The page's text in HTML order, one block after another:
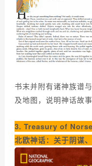
书末并附有诸神族谱
及地图，说明神话故
3. Treasury of
北欧神话：关于阴谋